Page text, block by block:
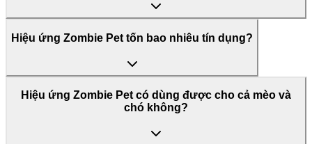
Hiệu ứng Zombie Pet tốn bao nhiêu tín dụng?
Hiệu ứng Zombie Pet có dùng được cho cả mèo và
chó không?